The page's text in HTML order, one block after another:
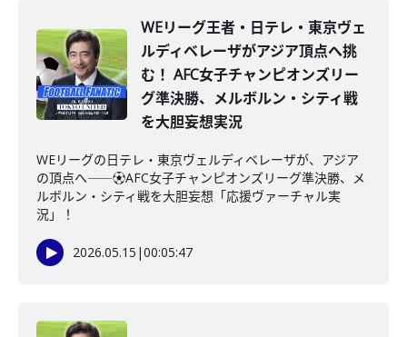
WEリーグ王者・日テレ・東京ヴェ
ルディベレーザがアジア頂点へ挑
む！ AFC女子チャンピオンズリー
グ準決勝、メルボルン・シティ戦
を大胆妄想実況
WEリーグの日テレ・東京ヴェルディベレーザが、アジア
の頂点へ――⚽AFC女子チャンピオンズリーグ準決勝、メ
ルボルン・シティ戦を大胆妄想「応援ヴァーチャル実
況」！
2026.05.15 |00:05:47